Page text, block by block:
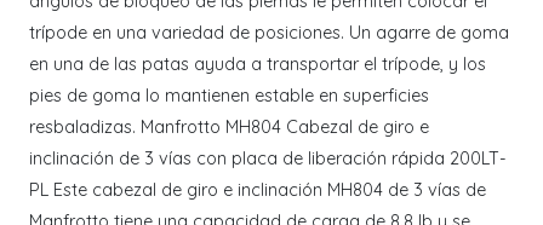
trípode en una variedad de posiciones. Un agarre de goma
en una de las patas ayuda a transportar el trípode, y los
pies de goma lo mantienen estable en superficies
resbaladizas. Manfrotto MH804 Cabezal de giro e
inclinación de 3 vías con placa de liberación rápida 200LT-
PL Este cabezal de giro e inclinación MH804 de 3 vías de